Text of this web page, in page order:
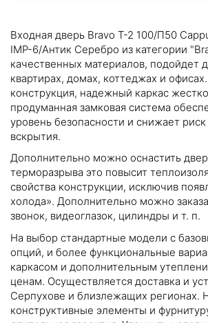
Входная дверь Bravo T-2 100/П50
IMP-6/Антик Серебро из категории
качественных материалов, подойдет
квартирах, домах, коттеджах и
конструкция, надежный каркас
продуманная замковая система
уровень безопасности и снижает
вскрытия.
Дополнительно можно оснастить
терморазрыва это повысит
свойства конструкции, исключив
холода». Дополнительно можно
звонок, видеоглазок, цилиндры и т. п.
На выбор стандартные модели с
опций, и более функциональные
каркасом и дополнительным
ценам. Осуществляется доставка и
Серпухове и близлежащих регионах.
конструктивные элементы и